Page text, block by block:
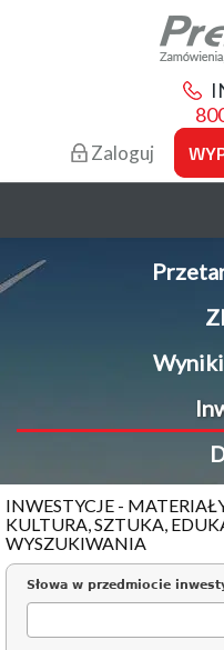
Zaloguj
INWESTYCJE -
KULTURA, SZTUKA,
WYSZUKIWANIA
Słowa w przedmiocie